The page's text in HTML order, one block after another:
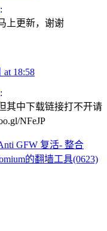
:
上更新，谢谢
at 18:58
:
其中下载链接打不开请
NFeJP
GFW 复活- 整合
的翻墙工具(0623)